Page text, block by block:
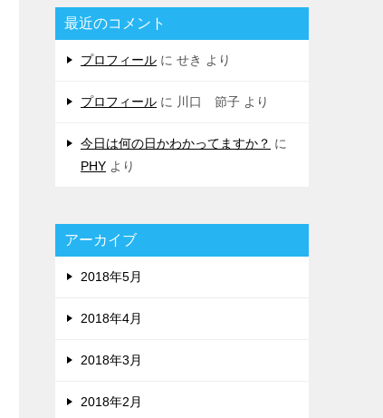
最近のコメント
プロフィール に せき より
プロフィール に 川口 節子 より
今日は何の日かわかってますか？ に
PHY より
アーカイブ
2018年5月
2018年4月
2018年3月
2018年2月